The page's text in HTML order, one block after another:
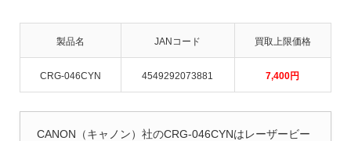
製品名 JANコード 買取上限価格
CRG-046CYN 4549292073881 7,400円
CANON（キャノン）社のCRG-046CYNはレーザービー